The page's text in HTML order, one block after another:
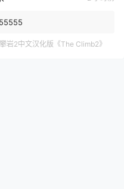
攀岩2中文汉化版《The Climb2》